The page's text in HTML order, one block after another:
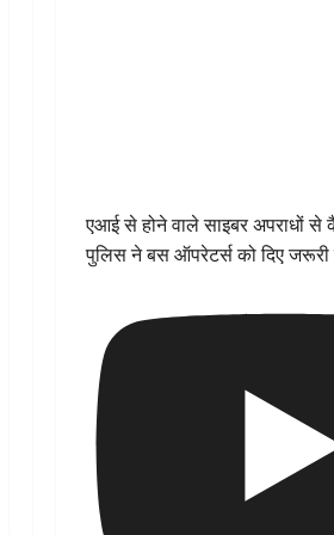
एआई से होने वाले साइबर अपराधों से
पुलिस ने बस ऑपरेटर्स को दिए जरूरी